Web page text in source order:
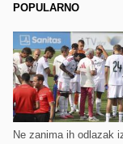
POPULARNO
Ne zanima ih odlazak